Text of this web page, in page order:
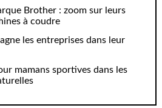
Brother : zoom sur leurs
à coudre
les entreprises dans leur
mamans sportives dans les